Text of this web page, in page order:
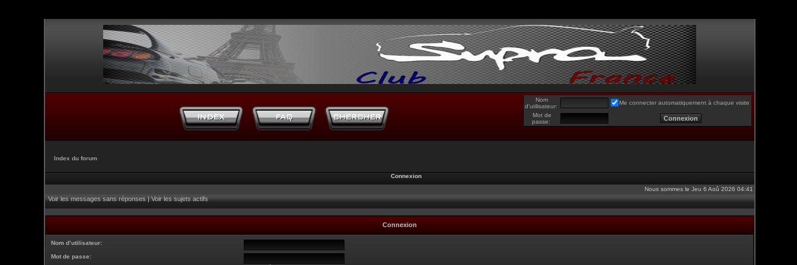
Nom
d’utilisateur:
Me connecter automatiquement à chaque visite
Mot de
passe:
Index du forum
Connexion
Nous sommes le Jeu 6 Aoû 2026 04:41
Voir les messages sans réponses|Voir les sujets actifs
Connexion
Nom d’utilisateur:
Mot de passe: